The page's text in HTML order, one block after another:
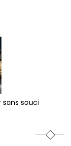
souci